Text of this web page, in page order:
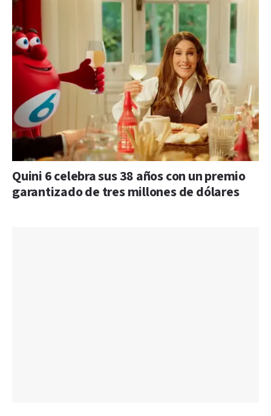
Quini 6 celebra sus 38 años con un premio
garantizado de tres millones de dólares